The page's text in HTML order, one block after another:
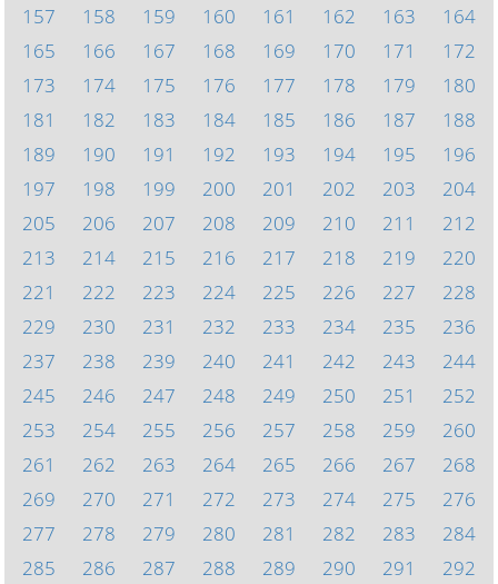
157
158 159 160 161 162 163
164
165
166 167 168 169 170 171
172
173
174 175 176 177 178 179
180
181
182 183 184 185 186 187
188
189
190 191 192 193 194 195
196
197
198 199 200 201 202 203
204
205
206 207 208 209 210 211
212
213
214 215 216 217 218 219
220
221
222 223 224 225 226 227
228
229
230 231 232 233 234 235
236
237
238 239 240 241 242 243
244
245
246 247 248 249 250 251
252
253
254 255 256 257 258 259
260
261
262 263 264 265 266 267
268
269
270 271 272 273 274 275
276
277
278 279 280 281 282 283
284
285
286 287 288 289 290 291
292